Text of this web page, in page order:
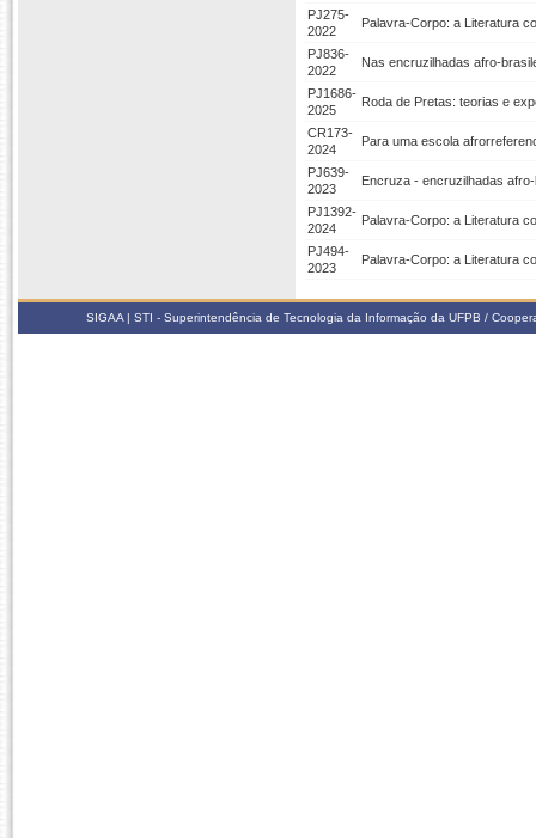
PJ275-
2022
Palavra-Corpo: a Literatura
PJ836-
2022
Nas encruzilhadas afro-
PJ1686-
2025
Roda de Pretas: teorias e
CR173-
2024
Para uma escola
PJ639-
2023
Encruza - encruzilhadas
PJ1392-
2024
Palavra-Corpo: a Literatura
PJ494-
2023
Palavra-Corpo: a Literatura
SIGAA | STI - Superintendência de Tecnologia da Informação da UFPB /